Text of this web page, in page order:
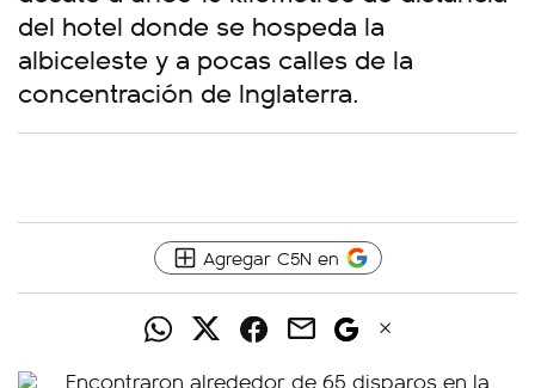
del hotel donde se hospeda la
albiceleste y a pocas calles de la
concentración de Inglaterra.
Agregar C5N en